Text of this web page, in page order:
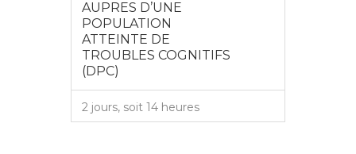
AUPRES D’UNE
POPULATION
ATTEINTE DE
TROUBLES COGNITIFS
(DPC)
2 jours, soit 14 heures